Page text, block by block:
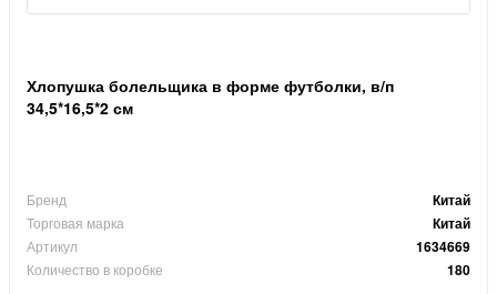
Хлопушка болельщика в форме футболки, в/п
34,5*16,5*2 см
Бренд Китай
Торговая марка Китай
Артикул 1634669
Количество в коробке 180